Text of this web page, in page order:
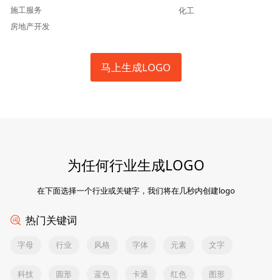
施工服务
房地产开发
化工
马上生成LOGO
为任何行业生成LOGO
在下面选择一个行业或关键字，我们将在几秒内创建logo
热门关键词
字母 行业 风格 字体 元素 文字
科技 圆形 蓝色 卡通 红色 图形